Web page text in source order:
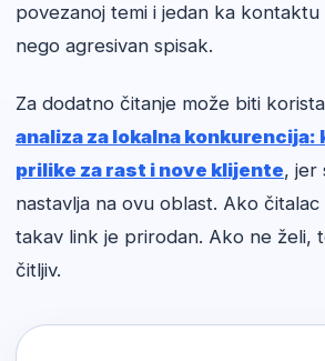
povezanoj temi i jedan ka
nego agresivan spisak.
Za dodatno čitanje može biti
analiza za lokalna konkurencija:
prilike za rast i nove klijente, jer
nastavlja na ovu oblast. Ako čitalac
takav link je prirodan. Ako ne želi,
čitljiv.